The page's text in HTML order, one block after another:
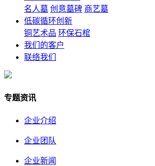
名人墓 创意墓碑 商艺墓
低碳循环创新
铜艺术品 环保石棺
我们的客户
联络我们
专题资讯
企业介绍
企业团队
企业新闻